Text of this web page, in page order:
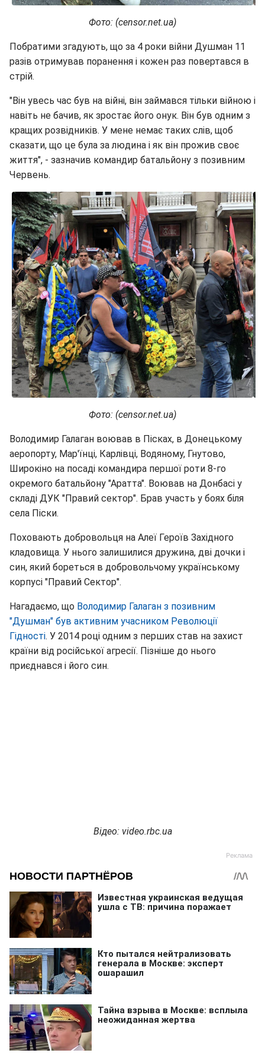
Фото: (censor.net.ua)
Побратими згадують, що за 4 роки війни Душман 11
разів отримував поранення і кожен раз повертався в
стрій.
"Він увесь час був на війні, він займався тільки війною і
навіть не бачив, як зростає його онук. Він був одним з
кращих розвідників. У мене немає таких слів, щоб
сказати, що це була за людина і як він прожив своє
життя", - зазначив командир батальйону з позивним
Червень.
Фото: (censor.net.ua)
Володимир Галаган воював в Пісках, в Донецькому
аеропорту, Мар'їнці, Карлівці, Водяному, Гнутово,
Широкіно на посаді командира першої роти 8-го
окремого батальйону "Аратта". Воював на Донбасі у
складі ДУК "Правий сектор". Брав участь у боях біля
села Піски.
Поховають добровольця на Алеї Героїв Західного
кладовища. У нього залишилися дружина, дві дочки і
син, який бореться в добровольчому українському
корпусі "Правий Сектор".
Нагадаємо, що Володимир Галаган з позивним
"Душман" був активним учасником Революції
Гідності. У 2014 році одним з перших став на захист
країни від російської агресії. Пізніше до нього
приєднався і його син.
Відео: video.rbc.ua